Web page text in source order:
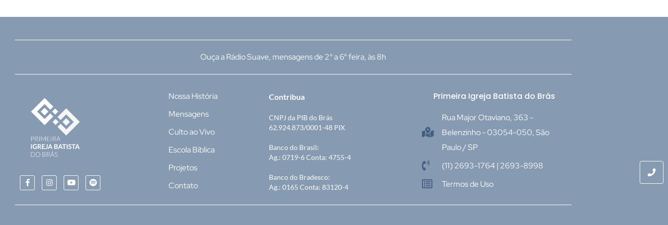
Ouça a Rádio Suave, mensagens de 2° a 6° feira, às 8h
Nossa História
Mensagens
Culto ao Vivo
Escola Bíblica
Projetos
Contato
Contribua
CNPJ da PIB do Brás
62.924.873/0001-48 PIX
Banco do Brasil:
Ag.: 0719-6 Conta: 4755-4
Banco do Bradesco:
Ag.: 0165 Conta: 83120-4
Primeira Igreja Batista do Brás
Rua Major Otaviano, 363 -
Belenzinho - 03054-050, São
Paulo / SP
(11) 2693-1764 | 2693-8998
Termos de Uso